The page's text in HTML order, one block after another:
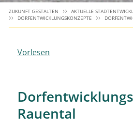
ZUKUNFT GESTALTEN
AKTUELLE
DORFENTWICKLUNGSKONZEPTE
Vorlesen
Rauental